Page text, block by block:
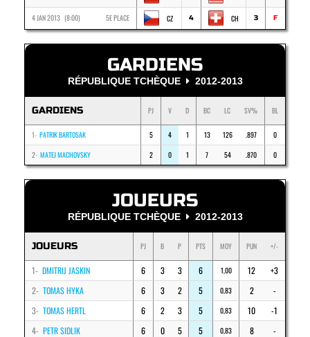
4 JAN 2013 (8:00) 5E PLACE CZ 4 CH 3 F
GARDIENS
RÉPUBLIQUE TCHÈQUE 2012-2013
GARDIENS PJ V D BC LC SV% BL
1- PATRIK BARTOSAK 5 4 1 13 126 .897
0
2- MATEJ MACHOVSKY 2 0 1 7 54 .870 0
JOUEURS
RÉPUBLIQUE TCHÈQUE 2012-2013
JOUEURS PJ B P PTS MOY PUN +/-
1- DMITRIJ JASKIN 6 3 3 6 1,00 12
+3
2- TOMAS HYKA 6 3 2 5 0,83 2
-
3- TOMAS HERTL 6 2 3 5 0,83 10
-1
4- PETR SIDLIK 6 0 5 5 0,83 8 -